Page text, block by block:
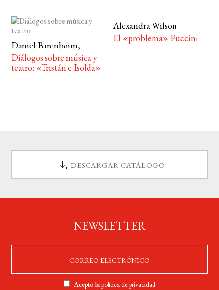
Daniel Barenboim,...
Diálogos sobre música y
teatro: «Tristán e Isolda»
Alexandra Wilson
El «problema» Puccini
DESCARGAR CATÁLOGO
NEWSLETTER
Acepto lapolítica de privacidad